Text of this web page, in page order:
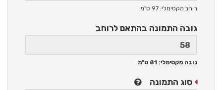
רוחב מקסימלי: 97 ס"מ
גובה התמונה בהתאם לרוחב
גובה מקסימלי: 81 ס"מ
סוג התמונה